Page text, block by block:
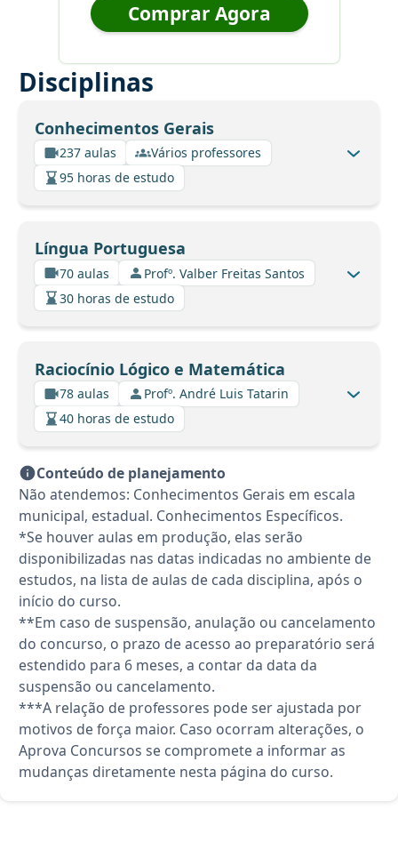
Comprar Agora
Disciplinas
Conhecimentos Gerais
237 aulas
Vários professores
95 horas de estudo
Língua Portuguesa
70 aulas
Profº. Valber Freitas Santos
30 horas de estudo
Raciocínio Lógico e Matemática
78 aulas
Profº. André Luis Tatarin
40 horas de estudo
Conteúdo de planejamento
Não atendemos: Conhecimentos Gerais em escala
municipal, estadual. Conhecimentos Específicos.
*Se houver aulas em produção, elas serão
disponibilizadas nas datas indicadas no ambiente de
estudos, na lista de aulas de cada disciplina, após o
início do curso.
**Em caso de suspensão, anulação ou cancelamento
do concurso, o prazo de acesso ao preparatório será
estendido para 6 meses, a contar da data da
suspensão ou cancelamento.
***A relação de professores pode ser ajustada por
motivos de força maior. Caso ocorram alterações, o
Aprova Concursos se compromete a informar as
mudanças diretamente nesta página do curso.